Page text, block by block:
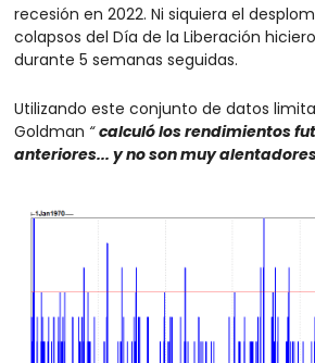
recesión en 2022. Ni siquiera el
colapsos del Día de la Liberación
durante 5 semanas seguidas.
Utilizando este conjunto de datos
Goldman “ calculó los rendimientos
anteriores... y no son muy